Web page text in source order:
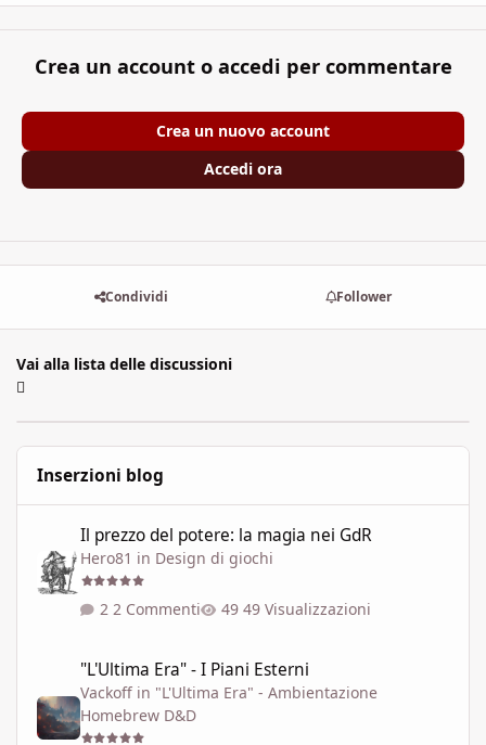
Crea un account o accedi per commentare
Crea un nuovo account
Accedi ora
Condividi Follower
Vai alla lista delle discussioni
Inserzioni blog
Il prezzo del potere: la magia nei GdR
Hero81 in Design di giochi
2 Commenti 49 Visualizzazioni
"L'Ultima Era" - I Piani Esterni
Vackoff in "L'Ultima Era" - Ambientazione
Homebrew D&D